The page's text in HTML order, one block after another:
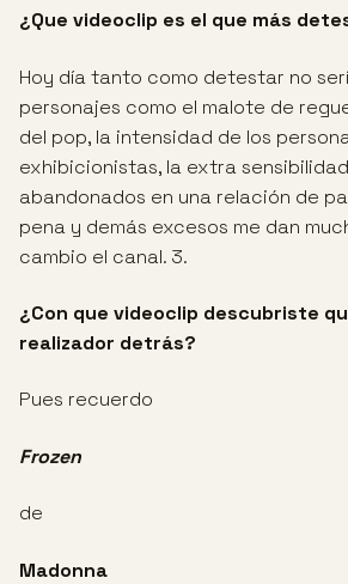
¿Que videoclip es el que más
Hoy día tanto como detestar no
personajes como el malote de
del pop, la intensidad de los
exhibicionistas, la extra
abandonados en una relación de
pena y demás excesos me dan
cambio el canal. 3.
¿Con que videoclip descubriste
realizador detrás?
Pues recuerdo
Frozen
de
Madonna